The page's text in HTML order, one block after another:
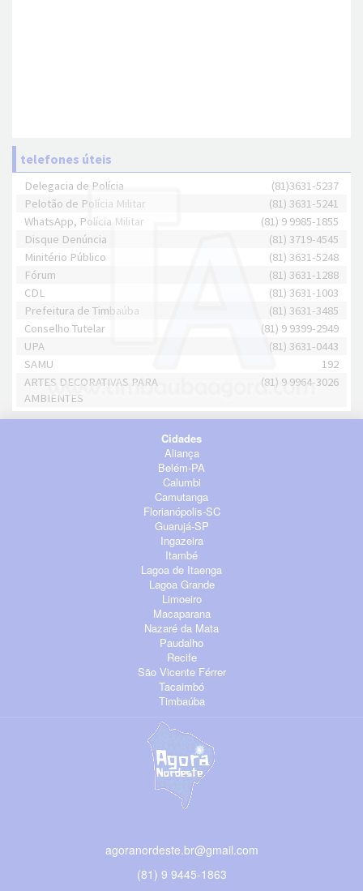
telefones úteis
Delegacia de Polícia
(81)3631-5237
Pelotão de Polícia Militar
(81) 3631-5241
WhatsApp, Polícia Militar
(81) 9 9985-1855
Disque Denúncia
(81) 3719-4545
Minitério Público
(81) 3631-5248
Fórum
(81) 3631-1288
CDL
(81) 3631-1003
Prefeitura de Timbaúba
(81) 3631-3485
Conselho Tutelar
(81) 9 9399-2949
UPA
(81) 3631-0443
SAMU
192
ARTES DECORATIVAS PARA
AMBIENTES
(81) 9 9964-3026
Cidades
Aliança
Belém-PA
Calumbi
Camutanga
Florianópolis-SC
Guarujá-SP
Ingazeira
Itambé
Lagoa de Itaenga
Lagoa Grande
Limoeiro
Macaparana
Nazaré da Mata
Paudalho
Recife
São Vicente Férrer
Tacaimbó
Timbaúba
agoranordeste.br@gmail.com
(81) 9 9445-1863